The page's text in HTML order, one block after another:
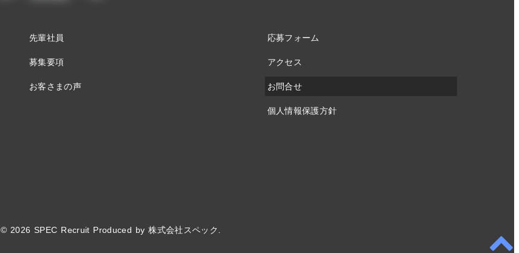
先輩社員
募集要項
お客さまの声
応募フォーム
アクセス
お問合せ
個人情報保護方針
© 2026 SPEC Recruit Produced by 株式会社スペック.